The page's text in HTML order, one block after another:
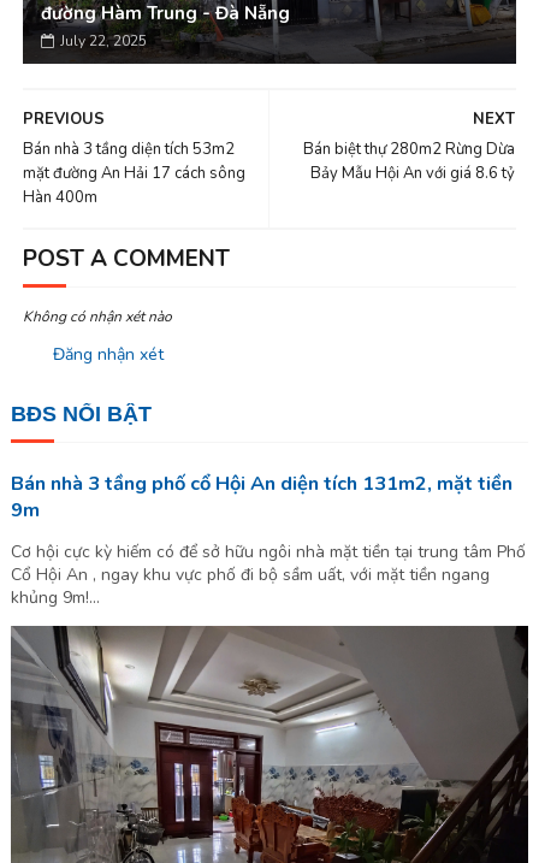
đường Hàm Trung - Đà Nẵng
July 22, 2025
NEXT
Bán biệt thự 280m2 Rừng Dừa
Bảy Mẫu Hội An với giá 8.6 tỷ
PREVIOUS
Bán nhà 3 tầng diện tích 53m2
mặt đường An Hải 17 cách sông
Hàn 400m
POST A COMMENT
Không có nhận xét nào
Đăng nhận xét
BĐS NỔI BẬT
Bán nhà 3 tầng phố cổ Hội An diện tích 131m2, mặt tiền
9m
Cơ hội cực kỳ hiếm có để sở hữu ngôi nhà mặt tiền tại trung tâm Phố
Cổ Hội An , ngay khu vực phố đi bộ sầm uất, với mặt tiền ngang
khủng 9m!...